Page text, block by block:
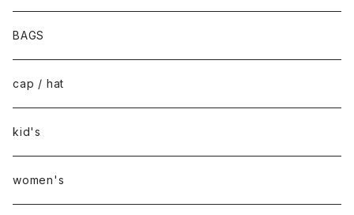
BAGS
cap / hat
kid's
women's